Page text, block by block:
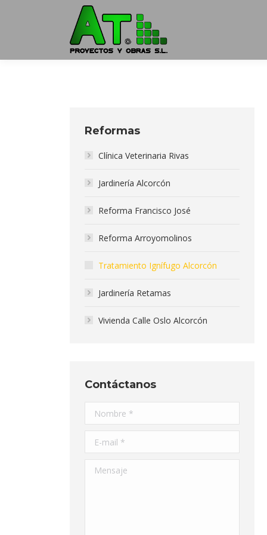
Reformas
Clínica Veterinaria Rivas
Jardinería Alcorcón
Reforma Francisco José
Reforma Arroyomolinos
Tratamiento Ignífugo Alcorcón
Jardinería Retamas
Vivienda Calle Oslo Alcorcón
Contáctanos
Nombre *
E-mail *
Mensaje